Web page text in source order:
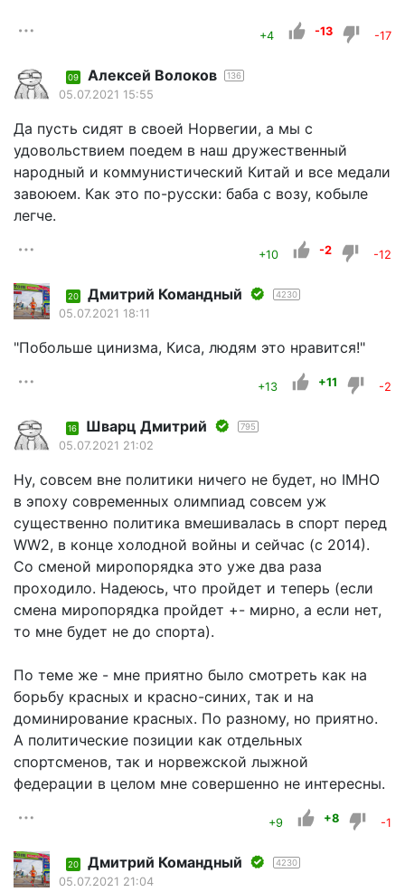
+4 -13 -17
09 Алексей Волоков 136
05.07.2021 15:55
Да пусть сидят в своей Норвегии, а мы с
удовольствием поедем в наш дружественный
народный и коммунистический Китай и все медали
завоюем. Как это по-русски: баба с возу, кобыле
легче.
+10 -2 -12
20 Дмитрий Командный 4230
05.07.2021 18:11
"Побольше цинизма, Киса, людям это нравится!"
+13 +11 -2
16 Шварц Дмитрий 795
05.07.2021 21:02
Ну, совсем вне политики ничего не будет, но IMHO
в эпоху современных олимпиад совсем уж
существенно политика вмешивалась в спорт перед
WW2, в конце холодной войны и сейчас (с 2014).
Со сменой миропорядка это уже два раза
проходило. Надеюсь, что пройдет и теперь (если
смена миропорядка пройдет +- мирно, а если нет,
то мне будет не до спорта).
По теме же - мне приятно было смотреть как на
борьбу красных и красно-синих, так и на
доминирование красных. По разному, но приятно.
А политические позиции как отдельных
спортсменов, так и норвежской лыжной
федерации в целом мне совершенно не интересны.
+9 +8 -1
20 Дмитрий Командный 4230
05.07.2021 21:04